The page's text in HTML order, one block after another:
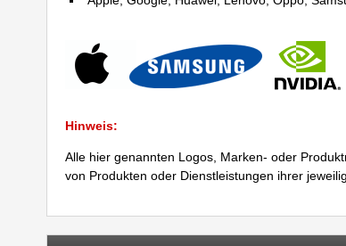
Hinweis:
Alle hier genannten Logos, Marken- oder
von Produkten oder Dienstleistungen ihrer